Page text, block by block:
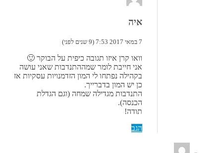
איה
7 במאי 2017 7:53 (9 שנים לפני)
וואו קרן איזו תגובה כיפית על הבוקר 🙂
אני חייבת לומר שמההתנדבות שאני עושה
בקהילה נפתחו לי המון הזדמנויות עסקיות אז
כן יש המון בדברייך.
התנדבות מגדילה שמחה (וגם הגדלת
הכנסה).
תודה!
הגב